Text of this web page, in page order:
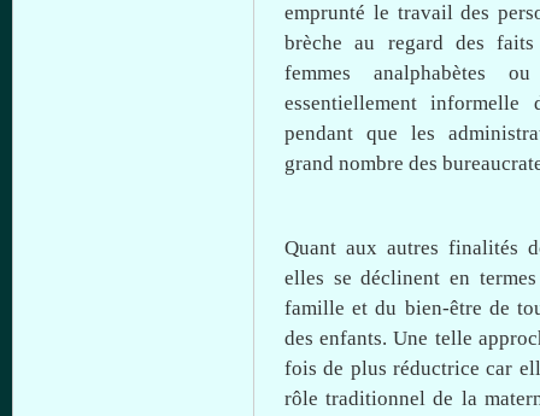
emprunté le travail des
brèche au regard desfaits
femmes analphabètes ou
essentiellement
pendantque les
grand nombre des
Quant aux autres finalités
elles se déclinent en
famille et du bien-être de
desenfants.Une telle
fois de plus réductrice car
rôle traditionnel de la